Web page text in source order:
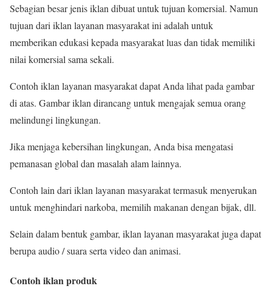
Sebagian besar jenis iklan dibuat untuk tujuan komersial. Namun
tujuan dari iklan layanan masyarakat ini adalah untuk
memberikan edukasi kepada masyarakat luas dan tidak memiliki
nilai komersial sama sekali.
Contoh iklan layanan masyarakat dapat Anda lihat pada gambar
di atas. Gambar iklan dirancang untuk mengajak semua orang
melindungi lingkungan.
Jika menjaga kebersihan lingkungan, Anda bisa mengatasi
pemanasan global dan masalah alam lainnya.
Contoh lain dari iklan layanan masyarakat termasuk menyerukan
untuk menghindari narkoba, memilih makanan dengan bijak, dll.
Selain dalam bentuk gambar, iklan layanan masyarakat juga dapat
berupa audio / suara serta video dan animasi.
Contoh iklan produk